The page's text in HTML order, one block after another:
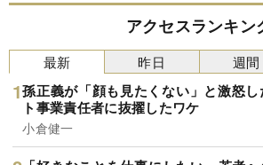
アクセスランキン
最新
孫正義が「顔も見たくない」と激怒
ト事業責任者に抜擢したワケ
小倉健一
昨日 週間